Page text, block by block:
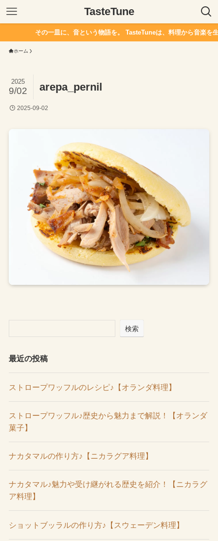
TasteTune
その一皿に、音という物語を。 TasteTuneは、料理から音楽を生
ホーム
arepa_pernil
2025
9/02
2025-09-02
検索
最近の投稿
ストロープワッフルのレシピ♪【オランダ料理】
ストロープワッフル♪歴史から魅力まで解説！【オランダ
菓子】
ナカタマルの作り方♪【ニカラグア料理】
ナカタマル♪魅力や受け継がれる歴史を紹介！【ニカラグ
ア料理】
ショットブッラルの作り方♪【スウェーデン料理】